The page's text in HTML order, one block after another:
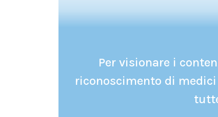
Per visionare i
riconoscimento di